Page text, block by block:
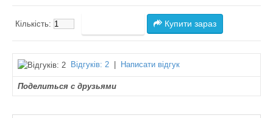
Кількість: Купити зараз
Відгуків: 2 Написати відгук
Поделиться с друзьями